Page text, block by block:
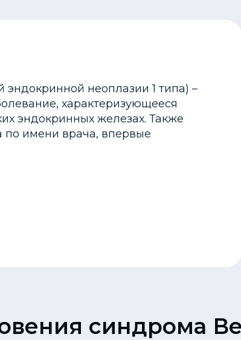
неоплазии 1 типа) –
характеризующееся
эндокринных железах. Также
по имени врача, впервые
синдрома